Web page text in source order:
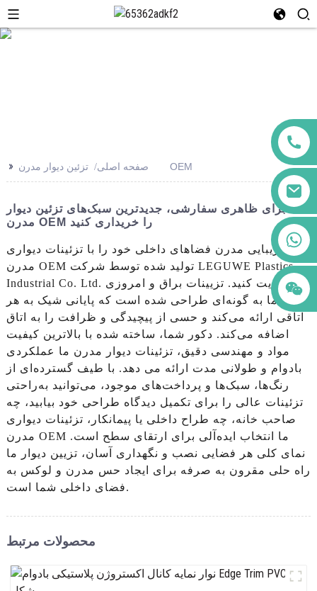
>> صفحه اصلی تزئین دیوار مدرن OEM
برای ظاهری سفارشی، جدیدترین سبک‌های تزئین دیوار
مدرن OEM را خریداری کنید
زیبایی مدرن فضاهای داخلی خود را با تزئینات دیواری
مدرن OEM تولید شده توسط شرکت LEGUWE Plastics
Industrial Co. Ltd. تقویت کنید. تزیینات براق و امروزی
دیوار ما به گونه‌ای طراحی شده است که پایانی شیک به هر
اتاقی ارائه می‌کند و حسی از پیچیدگی و ظرافت را به اتاق
اضافه می‌کند. دکور شما، ساخته شده با بالاترین کیفیت
مواد و مهندسی دقیق، تزئینات دیوار مدرن ما عملکردی
بادوام و طولانی مدت ارائه می دهد. با طیف گسترده‌ای از
رنگ‌ها، سبک‌ها و پرداخت‌های موجود، می‌توانید به‌راحتی
تزئینات عالی را برای تکمیل دیدگاه طراحی خود بیابید، چه
صاحب خانه، چه طراح داخلی یا پیمانکار، تزئینات دیواری
مدرن OEM ما انتخاب ایده‌آلی برای ارتقای سطح است.
نمای کلی هر فضایی نصب و نگهداری آسان، تزیین دیوار ما
راه حلی مقرون به صرفه برای ایجاد حس مدرن و لوکس به
فضای داخلی شما است.
محصولات مرتبط